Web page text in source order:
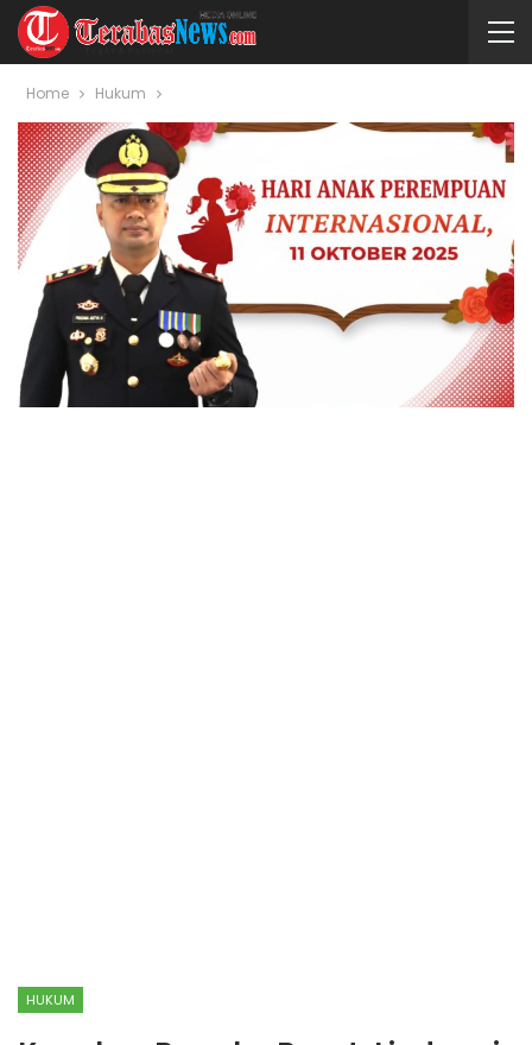
Home Hukum
HUKUM